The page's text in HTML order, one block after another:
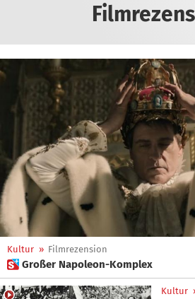
Kultur » Filmrezension
 Großer Napoleon-Komplex
Kultur